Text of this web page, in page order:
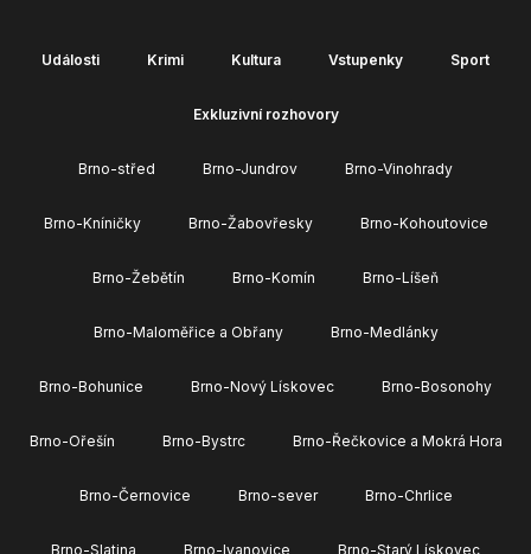
Události Krimi Kultura Vstupenky Sport
Exkluzivní rozhovory
Brno-střed Brno-Jundrov Brno-Vinohrady
Brno-Kníničky Brno-Žabovřesky Brno-Kohoutovice
Brno-Žebětín Brno-Komín Brno-Líšeň
Brno-Maloměřice a Obřany Brno-Medlánky
Brno-Bohunice Brno-Nový Lískovec Brno-Bosonohy
Brno-Ořešín Brno-Bystrc Brno-Řečkovice a Mokrá Hora
Brno-Černovice Brno-sever Brno-Chrlice
Brno-Slatina Brno-Ivanovice Brno-Starý Lískovec